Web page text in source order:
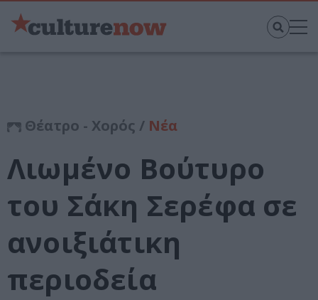
Θέατρο - Χορός / Νέα
Λιωμένο Βούτυρο
του Σάκη Σερέφα σε
ανοιξιάτικη
περιοδεία